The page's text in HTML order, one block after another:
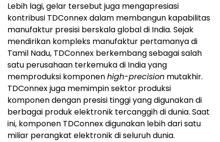
Lebih lagi, gelar tersebut juga mengapresiasi
kontribusi TDConnex dalam membangun kapabilitas
manufaktur presisi berskala global di India. Sejak
mendirikan kompleks manufaktur pertamanya di
Tamil Nadu, TDConnex berkembang sebagai salah
satu perusahaan terkemuka di India yang
memproduksi komponenhigh-precision mutakhir.
TDConnex juga memimpin sektor produksi
komponen dengan presisi tinggi yang digunakan di
berbagai produk elektronik tercanggih di dunia. Saat
ini, komponen TDConnex digunakan lebih dari satu
miliar perangkat elektronik di seluruh dunia.